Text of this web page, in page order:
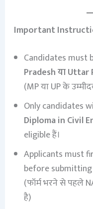
Important
Candidates must
Pradesh या Uttar
(MP या UP के
Only candidates
Diploma in Civil
eligible हैं।
Applicants must
before
(फॉर्म भरने से पहले
है)